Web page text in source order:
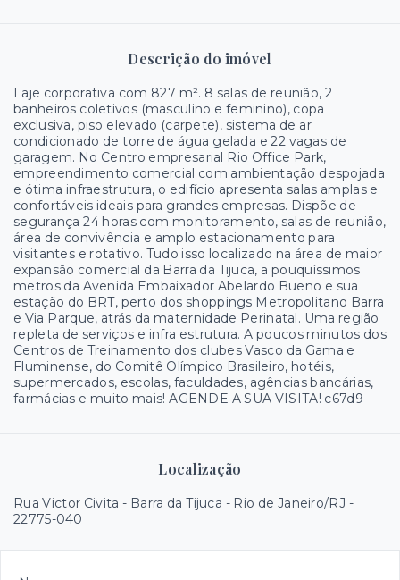
Descrição do imóvel
Laje corporativa com 827 m². 8 salas de reunião, 2
banheiros coletivos (masculino e feminino), copa
exclusiva, piso elevado (carpete), sistema de ar
condicionado de torre de água gelada e 22 vagas de
garagem. No Centro empresarial Rio Office Park,
empreendimento comercial com ambientação despojada
e ótima infraestrutura, o edifício apresenta salas amplas e
confortáveis ideais para grandes empresas. Dispõe de
segurança 24 horas com monitoramento, salas de reunião,
área de convivência e amplo estacionamento para
visitantes e rotativo. Tudo isso localizado na área de maior
expansão comercial da Barra da Tijuca, a pouquíssimos
metros da Avenida Embaixador Abelardo Bueno e sua
estação do BRT, perto dos shoppings Metropolitano Barra
e Via Parque, atrás da maternidade Perinatal. Uma região
repleta de serviços e infra estrutura. A poucos minutos dos
Centros de Treinamento dos clubes Vasco da Gama e
Fluminense, do Comitê Olímpico Brasileiro, hotéis,
supermercados, escolas, faculdades, agências bancárias,
farmácias e muito mais! AGENDE A SUA VISITA! c67d9
Localização
Rua Victor Civita - Barra da Tijuca - Rio de Janeiro/RJ -
22775-040